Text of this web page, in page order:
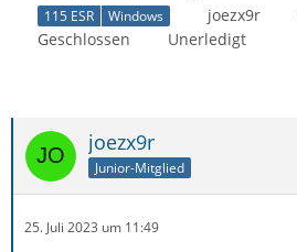
115 ESR Windows joezx9r
Geschlossen
Unerledigt
joezx9r
Junior-Mitglied
25. Juli 2023 um 11:49